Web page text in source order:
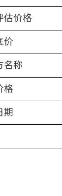
估价格
价
名称
格
期